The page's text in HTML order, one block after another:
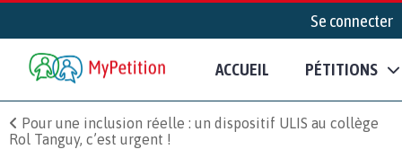
Se connecter
ACCUEIL PÉTITIONS
Pour une inclusion réelle : un dispositif ULIS au collège
Rol Tanguy, c’est urgent !